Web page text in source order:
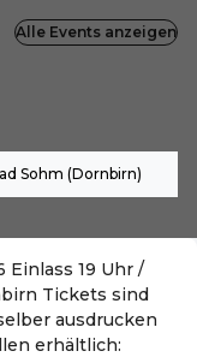
Sohm (Dornbirn)
Alle Events anzeigen
Einlass 19 Uhr /
Tickets sind
ausdrucken
erhältlich: